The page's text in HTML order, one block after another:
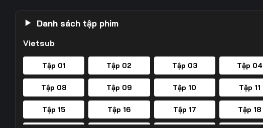
Danh sách tập phim
Vietsub
Tập 01 Tập 02 Tập 03 Tập 04
Tập 08 Tập 09 Tập 10 Tập 11
Tập 15 Tập 16 Tập 17 Tập 18